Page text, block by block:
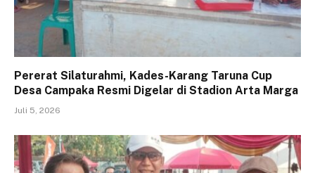
Pererat Silaturahmi, Kades-Karang Taruna Cup
Desa Campaka Resmi Digelar di Stadion Arta Marga
Juli 5, 2026